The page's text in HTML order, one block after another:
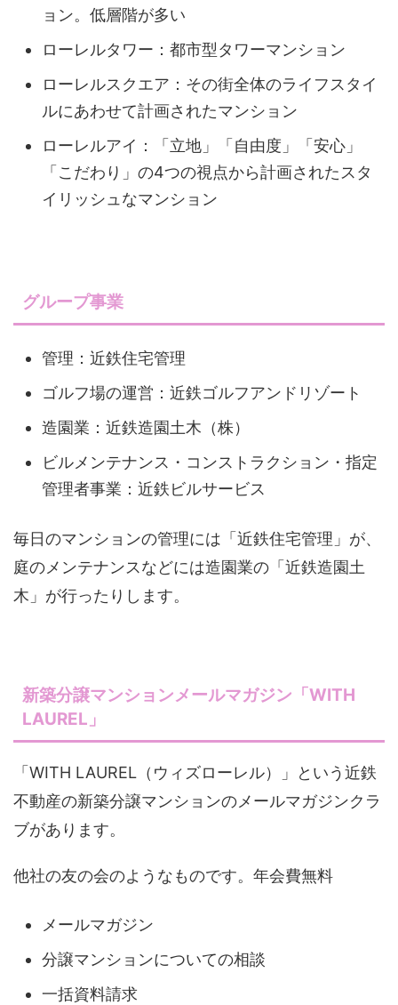
ョン。低層階が多い
ローレルタワー：都市型タワーマンション
ローレルスクエア：その街全体のライフスタイ
ルにあわせて計画されたマンション
ローレルアイ：「立地」「自由度」「安心」
「こだわり」の4つの視点から計画されたスタ
イリッシュなマンション
グループ事業
管理：近鉄住宅管理
ゴルフ場の運営：近鉄ゴルフアンドリゾート
造園業：近鉄造園土木（株）
ビルメンテナンス・コンストラクション・指定
管理者事業：近鉄ビルサービス
毎日のマンションの管理には「近鉄住宅管理」が、
庭のメンテナンスなどには造園業の「近鉄造園土
木」が行ったりします。
新築分譲マンションメールマガジン「WITH
LAUREL」
「WITH LAUREL（ウィズローレル）」という近鉄
不動産の新築分譲マンションのメールマガジンクラ
ブがあります。
他社の友の会のようなものです。年会費無料
メールマガジン
分譲マンションについての相談
一括資料請求